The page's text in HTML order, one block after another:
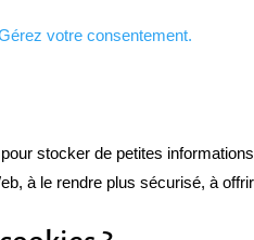
votre consentement.
stocker de petites
à le rendre plus sécurisé, à